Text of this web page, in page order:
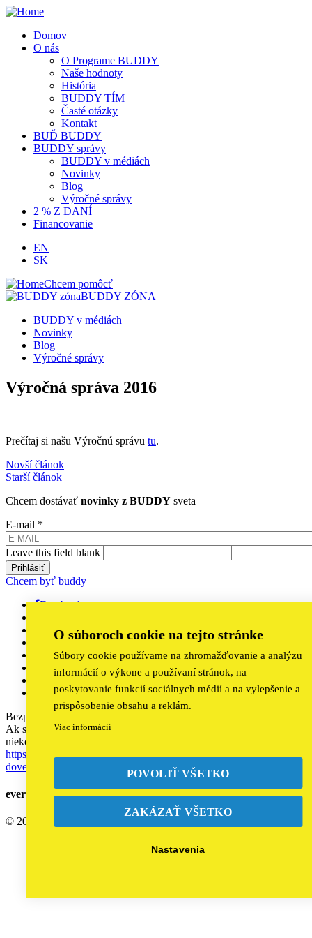
O súboroch cookie na tejto stránke
Súbory cookie používame na zhromažďovanie a analýzu
informácií o výkone a používaní stránok, na
poskytovanie funkcií sociálnych médií a na vylepšenie a
prispôsobenie obsahu a reklám.
Viac informácií
POVOLIŤ VŠETKO
ZAKÁZAŤ VŠETKO
Nastavenia
Domov
O nás
O Programe BUDDY
Naše hodnoty
História
BUDDY TÍM
Časté otázky
Kontakt
BUĎ BUDDY
BUDDY správy
BUDDY v médiách
Novinky
Blog
Výročné správy
2 % Z DANÍ
Financovanie
EN
SK
Chcem pomôcť
BUDDY ZÓNA
BUDDY v médiách
Novinky
Blog
Výročné správy
Výročná správa 2016
Prečítaj si našu Výročnú správu tu.
Novší článok
Starší článok
Chcem dostávať novinky z BUDDY sveta
E-mail *
Leave this field blank
Chcem byť buddy
Facebook
linkedin
instagram
Daruj
Kontakt
Ochrana osobných údajov
Pravidlá cookies
Bezpečnosť a ochrana dieťaťa je pre program BUDDY prioritou.
Ak si dieťa a niekto ti ubližuje, alebo si svedkom násilia, či poznáš
niekoho, kto je násilím ohrozený, prosím, obráť sa na
https://www.stalosato.sk/stalo-sa-mi-to/sme-tu-pre-teba-na-linkach-
dovery/
everybody needssomeBUDDY
© 2024 PRO VIDA - All rights reserved